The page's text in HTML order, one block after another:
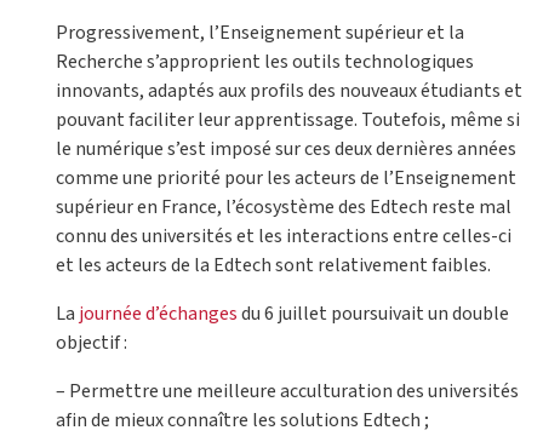
Progressivement, l’Enseignement supérieur et la
Recherche s’approprient les outils technologiques
innovants, adaptés aux profils des nouveaux étudiants et
pouvant faciliter leur apprentissage. Toutefois, même si
le numérique s’est imposé sur ces deux dernières années
comme une priorité pour les acteurs de l’Enseignement
supérieur en France, l’écosystème des Edtech reste mal
connu des universités et les interactions entre celles-ci
et les acteurs de la Edtech sont relativement faibles.
La journée d’échangesdu 6 juillet poursuivait un double
objectif :
– Permettre une meilleure acculturation des universités
afin de mieux connaître les solutions Edtech ;